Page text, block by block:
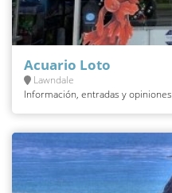
Acuario Loto
Lawndale
Información, entradas y opiniones